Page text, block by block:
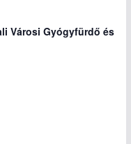
Városi Gyógyfürdő és